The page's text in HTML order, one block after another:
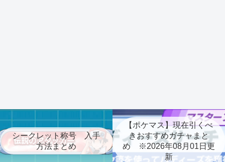
シークレット称号 入手
方法まとめ
【ポケマス】現在引くべ
きおすすめガチャまと
め ※2026年08月01日更
新